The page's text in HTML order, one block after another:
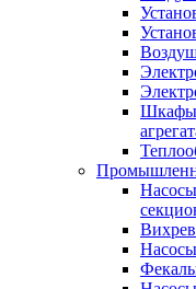
Шкафы